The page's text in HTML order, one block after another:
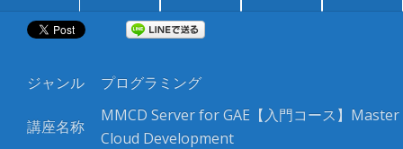
ジャンル プログラミング
講座名称
MMCD Server for GAE 【入門コース】
Cloud Development